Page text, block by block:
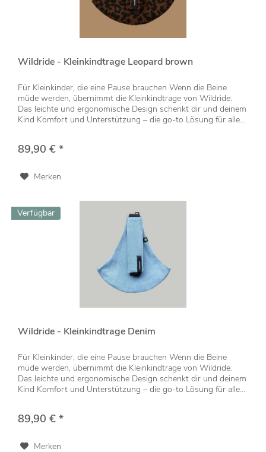
Wildride - Kleinkindtrage Leopard brown
Für Kleinkinder, die eine Pause brauchen Wenn die Beine
müde werden, übernimmt die Kleinkindtrage von Wildride.
Das leichte und ergonomische Design schenkt dir und deinem
Kind Komfort und Unterstützung – die go-to Lösung für alle...
89,90 € *
Merken
Verfügbar
Wildride - Kleinkindtrage Denim
Für Kleinkinder, die eine Pause brauchen Wenn die Beine
müde werden, übernimmt die Kleinkindtrage von Wildride.
Das leichte und ergonomische Design schenkt dir und deinem
Kind Komfort und Unterstützung – die go-to Lösung für alle...
89,90 € *
Merken